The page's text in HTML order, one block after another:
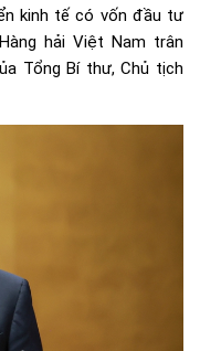
kinh tế có vốn đầu tư
hải Việt Nam trân
Tổng Bí thư, Chủ tịch